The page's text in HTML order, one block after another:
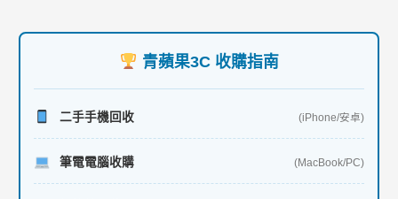
青蘋果3C 收購指南
二手手機回收 (iPhone/安卓)
筆電電腦收購 (MacBook/PC)
目